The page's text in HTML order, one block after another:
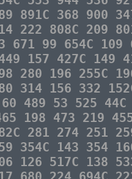
891C 368 900
222 808C 209
671 99 654C
157 427C 149
280 196 255C
314 156 332
489 53 525
198 473 219
281 274 251
354C 143 354
126 517C 138